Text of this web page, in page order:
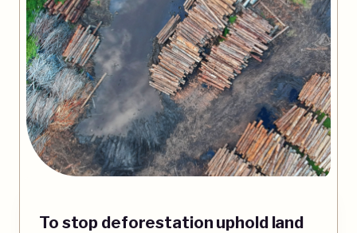
To stop deforestation uphold land